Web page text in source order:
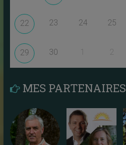
22 23 24 25
29 30 1
MES PARTENAIRES